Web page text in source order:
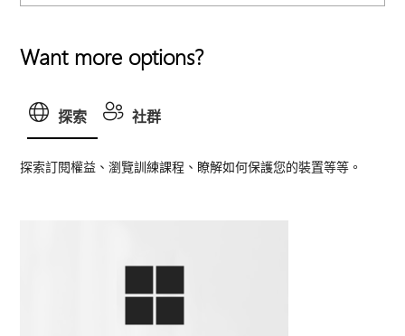
Want more options?
探索 社群
探索訂閱權益、瀏覽訓練課程、瞭解如何保護您的裝置等等。